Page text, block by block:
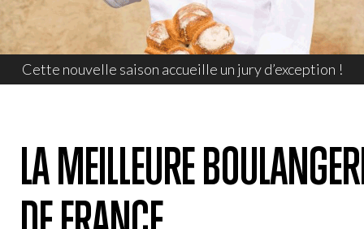
Cette nouvelle saison accueille un jury d’exception !
LA MEILLEURE